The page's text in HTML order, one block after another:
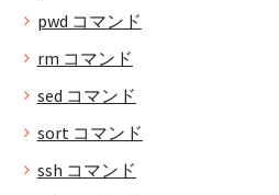
pwd コマンド
rm コマンド
sed コマンド
sort コマンド
ssh コマンド